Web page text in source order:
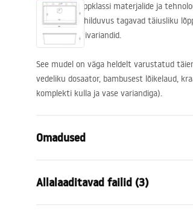
Ajatu kuju, tippklassi materjalide ja
lahenduste ühilduvus tagavad täiusliku
erinevad värvivariandid.
See mudel on väga heldelt varustatud
vedeliku dosaator, bambusest lõikelaud,
komplekti kulla ja vase variandiga).
Omadused
Valamu laius (mm)
Valamu kausi sügavus (mm)
Allalaaditavad failid (3)